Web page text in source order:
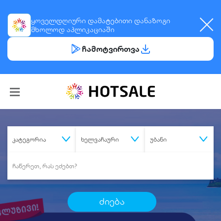
ყოველდღიური დამატებითი დანაზოგი
მხოლოდ აპლიკაციაში
ჩამოტვირთვა
კატეგორია ხელვაჩაური უბანი
ძიება